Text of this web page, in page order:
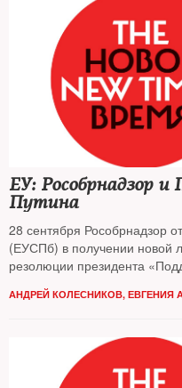
ЕУ: Рособрнадзор
Путина
28 сентября Рособрнадзор
(ЕУСПб) в получении новой
резолюции президента
АНДРЕЙ КОЛЕСНИКОВ, ЕВГЕНИЯ